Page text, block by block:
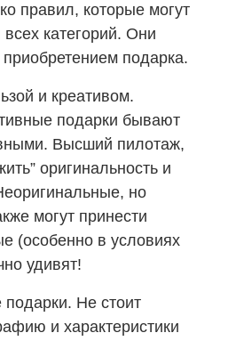
правил, которые могут
категорий. Они
подарка.
и креативом.
подарки бывают
Высший пилотаж,
оригинальность и
но
могут принести
(особенно в условиях
удивят!
Не стоит
и характеристики